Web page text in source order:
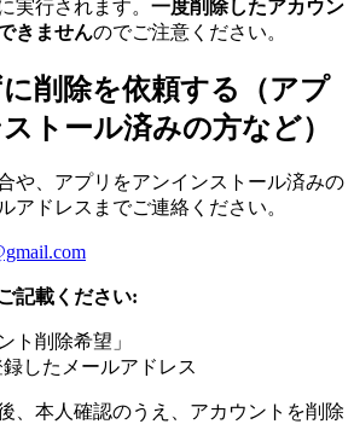
実行されます。 一度削除したアカウン
きませんのでご注意ください。
削除を依頼する（アプ
トール済みの方など）
や、アプリをアンインストール済みの
アドレスまでご連絡ください。
記載ください:
ト削除希望」
したメールアドレス
、本人確認のうえ、アカウントを削除